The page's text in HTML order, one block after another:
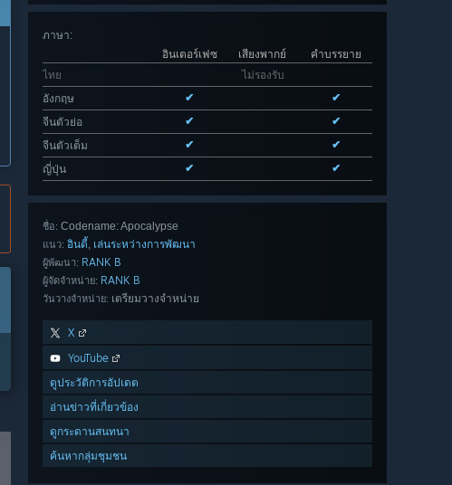
ภาษา:
อินเตอร์เฟซ
เสียงพากย์
คำบรรยาย
ไทย
ไม่รองรับ
อังกฤษ
✔
✔
จีนตัวย่อ
✔
✔
จีนตัวเต็ม
✔
✔
ญี่ปุ่น
✔ ✔
ชื่อ: Codename: Apocalypse
แนว: อินดี้, เล่นระหว่างการพัฒนา
ผู้พัฒนา: RANK B
ผู้จัดจำหน่าย: RANK B
วันวางจำหน่าย: เตรียมวางจำหน่าย
X
YouTube
ดูประวัติการอัปเดต
อ่านข่าวที่เกี่ยวข้อง
ดูกระดานสนทนา
ค้นหากลุ่มชุมชน